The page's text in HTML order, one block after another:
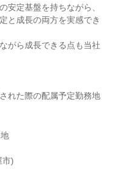
安定基盤を持ちながら、
と成長の両方を実感でき
がら成長できる点も当社
れた際の配属予定勤務地
)